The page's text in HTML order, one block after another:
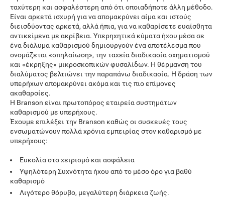
ταχύτερη και ασφαλέστερη από ότι οποιαδήποτε άλλη μέθοδο.
Είναι αρκετά ισχυρή για να απομακρύνει αίμα και ιστούς
διεισδύοντας αρκετά, αλλά ήπια, για να καθαρίσετε ευαίσθητα
αντικείμενα με ακρίβεια. Υπερηχητικά κύματα ήχου μέσα σε
ένα διάλυμα καθαρισμού δημιουργούν ένα αποτέλεσμα που
ονομάζεται «σπηλαίωση», την ταχεία διαδικασία σχηματισμού
και «έκρηξης» μικροσκοπικών φυσαλίδων. Η θέρμανση του
διαλύματος βελτιώνει την παραπάνω διαδικασία. Η δράση των
υπερήχων απομακρύνει ακόμα και τις πιο επίμονες
ακαθαρσίες.
Η Branson είναι πρωτοπόρος εταιρεία συστημάτων
καθαρισμού με υπερήχους.
Έχουμε επιλέξει την Branson καθώς οι συσκευές τους
ενσωματώνουν πολλά χρόνια εμπειρίας στον καθαρισμό με
υπερήχους:
Ευκολία στο χειρισμό και ασφάλεια
Υψηλότερη Συχνότητα ήχου από το μέσο όρο για βαθύ
καθαρισμό
Λιγότερο θόρυβο, μεγαλύτερη διάρκεια ζωής.